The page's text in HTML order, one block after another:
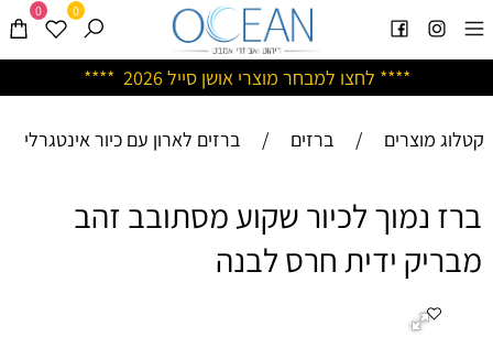
**** לחצו למבחר מוצרי אושן סייל 2026 ****
0 0
קטלוג מוצרים / ברזים / ברזים לארון עם כיור אינטגרלי
ברז נמוך לכיור שקוע מסתובב זהב
מבריק ידית חרס לבנה